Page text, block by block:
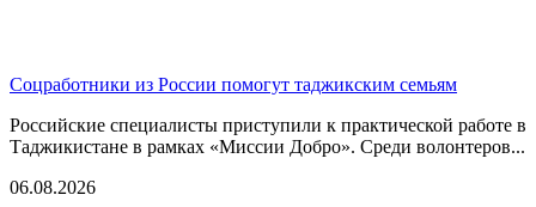
Соцработники из России помогут таджикским семьям
Российские специалисты приступили к практической работе в
Таджикистане в рамках «Миссии Добро». Среди волонтеров...
06.08.2026